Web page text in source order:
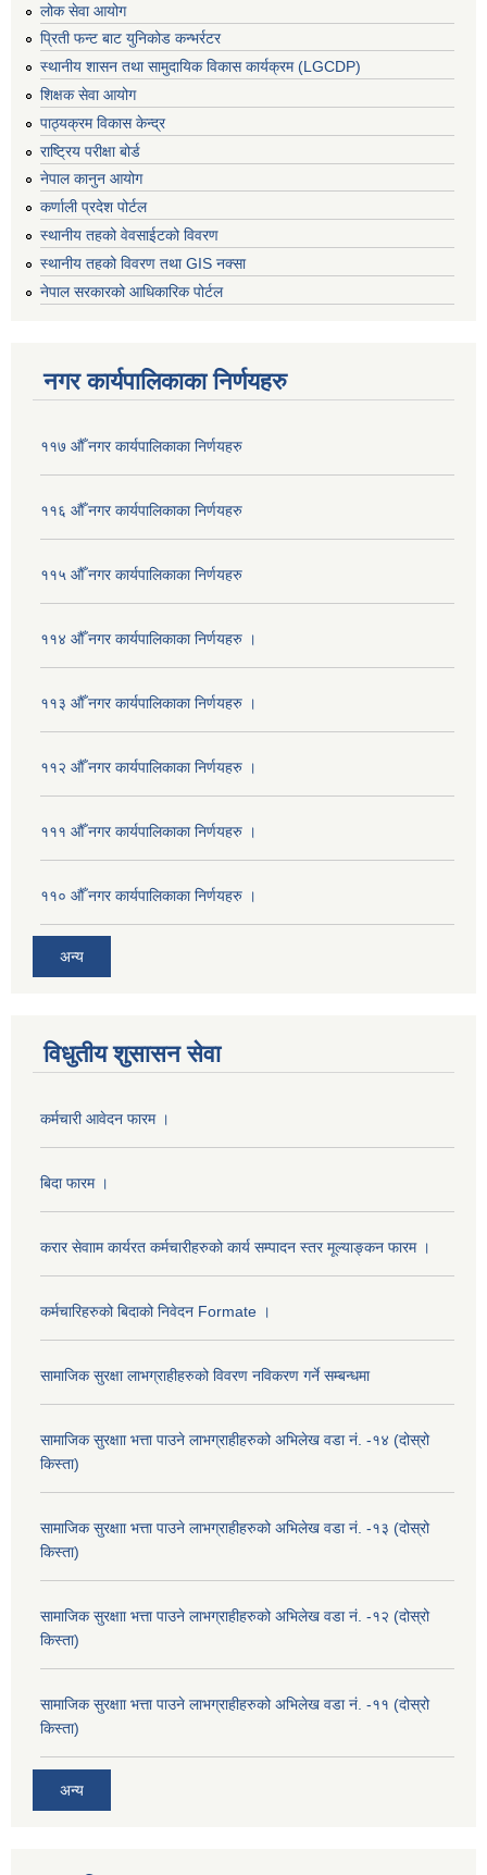
लोक सेवा आयोग
प्रिती फन्ट बाट युनिकोड कन्भर्रटर
स्थानीय शासन तथा सामुदायिक विकास कार्यक्रम (LGCDP)
शिक्षक सेवा आयोग
पाठ्यक्रम विकास केन्द्र
राष्ट्रिय परीक्षा बोर्ड
नेपाल कानुन आयोग
कर्णाली प्रदेश पोर्टल
स्थानीय तहको वेवसाईटको विवरण
स्थानीय तहको विवरण तथा GIS नक्सा
नेपाल सरकारको आधिकारिक पोर्टल
नगर कार्यपालिकाका निर्णयहरु
११७ औँ नगर कार्यपालिकाका निर्णयहरु
११६ औँ नगर कार्यपालिकाका निर्णयहरु
११५ औँ नगर कार्यपालिकाका निर्णयहरु
११४ औँ नगर कार्यपालिकाका निर्णयहरु ।
११३ औँ नगर कार्यपालिकाका निर्णयहरु ।
११२ औँ नगर कार्यपालिकाका निर्णयहरु ।
१११ औँ नगर कार्यपालिकाका निर्णयहरु ।
११० औँ नगर कार्यपालिकाका निर्णयहरु ।
अन्य
विधुतीय शुसासन सेवा
कर्मचारी आवेदन फारम ।
बिदा फारम ।
करार सेवााम कार्यरत कर्मचारीहरुको कार्य सम्पादन स्तर मूल्याङ्कन फारम ।
कर्मचारिहरुको बिदाको निवेदन Formate ।
सामाजिक सुरक्षा लाभग्राहीहरुको विवरण नविकरण गर्ने सम्बन्धमा
सामाजिक सुरक्षाा भत्ता पाउने लाभग्राहीहरुको अभिलेख वडा नं. -१४ (दोस्रो
किस्ता)
सामाजिक सुरक्षाा भत्ता पाउने लाभग्राहीहरुको अभिलेख वडा नं. -१३ (दोस्रो
किस्ता)
सामाजिक सुरक्षाा भत्ता पाउने लाभग्राहीहरुको अभिलेख वडा नं. -१२ (दोस्रो
किस्ता)
सामाजिक सुरक्षाा भत्ता पाउने लाभग्राहीहरुको अभिलेख वडा नं. -११ (दोस्रो
किस्ता)
अन्य